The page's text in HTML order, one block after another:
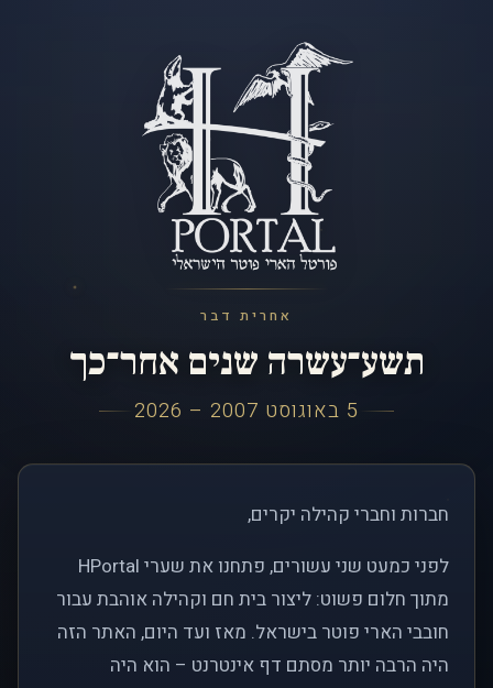
אחרית דבר
תשע־עשרה שנים אחר־כך
5 באוגוסט 2007 – 2026
חברות וחברי קהילה יקרים,
לפני כמעט שני עשורים, פתחנו את שערי HPortal
מתוך חלום פשוט: ליצור בית חם וקהילה אוהבת עבור
חובבי הארי פוטר בישראל. מאז ועד היום, האתר הזה
היה הרבה יותר מסתם דף אינטרנט – הוא היה